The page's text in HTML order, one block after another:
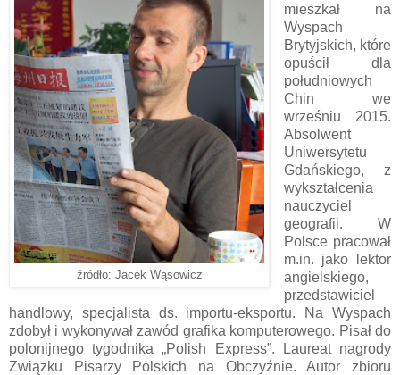
źródło: Jacek Wąsowicz
mieszkał na
Wyspach
Brytyjskich, które
opuścił dla
południowych
Chin we
wrześniu 2015.
Absolwent
Uniwersytetu
Gdańskiego, z
wykształcenia
nauczyciel
geografii. W
Polsce pracował
m.in. jako lektor
angielskiego,
przedstawiciel
handlowy, specjalista ds. importu-eksportu. Na Wyspach
zdobył i wykonywał zawód grafika komputerowego. Pisał do
polonijnego tygodnika „Polish Express”. Laureat nagrody
Związku Pisarzy Polskich na Obczyźnie. Autor zbioru